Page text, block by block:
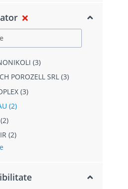
(3)
POROZELL SRL (3)
(3)
(2)
(2)